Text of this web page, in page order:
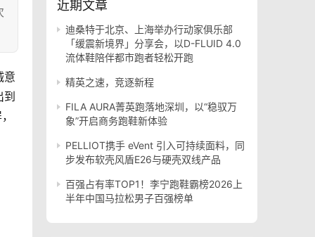
意
近期文章
迪桑特于北京、上海举办行动家俱乐部
「缓震新境界」分享会，以D-FLUID 4.0
流体鞋陪伴都市跑者轻松开跑
精英之速，竞逐新程
FILA AURA菁英跑落地深圳，以“稳驭万
象”开启商务跑鞋新体验
PELLIOT携手 eVent 引入可持续面料，同
步发布软壳风盾E26与硬壳双线产品
百强占有率TOP1！李宁跑鞋霸榜2026上
半年中国马拉松男子百强榜单